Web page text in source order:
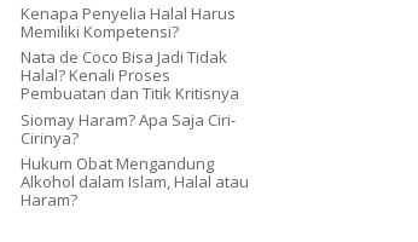
Kenapa Penyelia Halal Harus
Memiliki Kompetensi?
Nata de Coco Bisa Jadi Tidak
Halal? Kenali Proses
Pembuatan dan Titik Kritisnya
Siomay Haram? Apa Saja Ciri-
Cirinya?
Hukum Obat Mengandung
Alkohol dalam Islam, Halal atau
Haram?